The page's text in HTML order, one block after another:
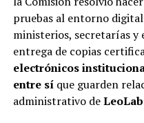
pruebas al entorno
ministerios, secretarías y
entrega de copias
electrónicos
entre síque guarden
administrativo de